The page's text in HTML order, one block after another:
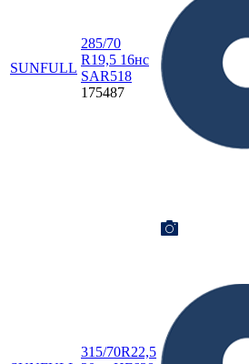
SUNFULL
285/70
R19,5 16нс
SAR518
175487
315/70R22,5